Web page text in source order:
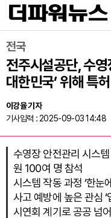
전국
전주시설공단, 수영
대한민국’ 위해 특
이강율 기자
기사입력 : 2025-09-03 14:48
수영장 안전관리 시스
원 100여 명 참석
시스템 작동 과정 ‘한눈
사고 예방에 높은 관심 ‘
시연회 계기로 공공 넘